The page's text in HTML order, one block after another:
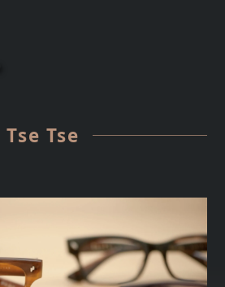
Tse Tse